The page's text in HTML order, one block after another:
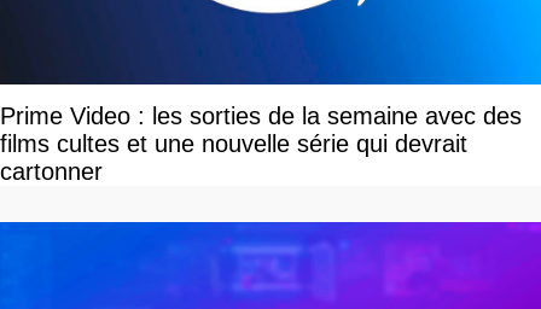
Prime Video : les sorties de la semaine avec des
films cultes et une nouvelle série qui devrait
cartonner